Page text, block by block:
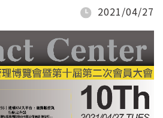
2021/04/27